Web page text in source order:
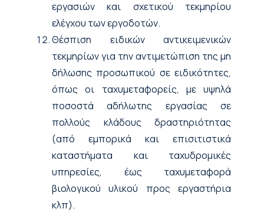
εργασιών και σχετικού τεκμηρίου
ελέγχου των εργοδοτών.
Θέσπιση ειδικών αντικειμενικών
τεκμηρίων για την αντιμετώπιση της μη
δήλωσης προσωπικού σε ειδικότητες,
όπως οι ταχυμεταφορείς, με υψηλά
ποσοστά αδήλωτης εργασίας σε
πολλούς κλάδους δραστηριότητας
(από εμπορικά και επισιτιστικά
καταστήματα και ταχυδρομικές
υπηρεσίες, έως ταχυμεταφορά
βιολογικού υλικού προς εργαστήρια
κλπ).